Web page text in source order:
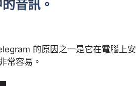
音訊。
的原因之一是它在電腦上安
常容易。